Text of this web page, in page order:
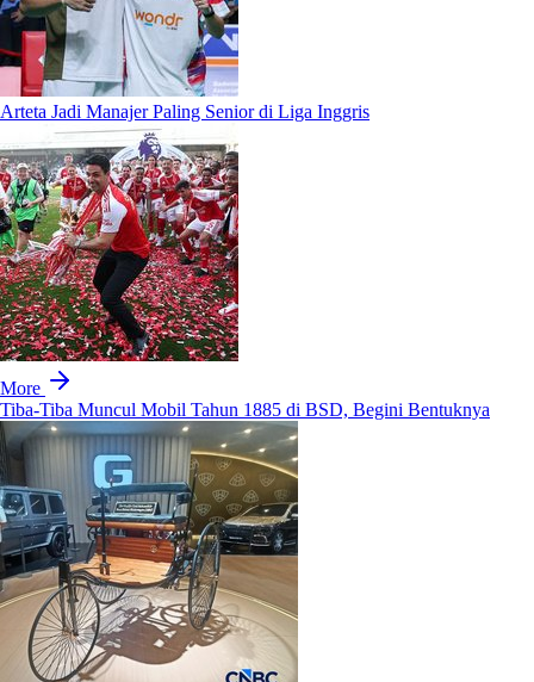
Arteta Jadi Manajer Paling Senior di Liga Inggris
More
Tiba-Tiba Muncul Mobil Tahun 1885 di BSD, Begini Bentuknya